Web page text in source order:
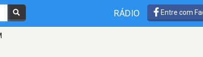
RÁDIO Entre com